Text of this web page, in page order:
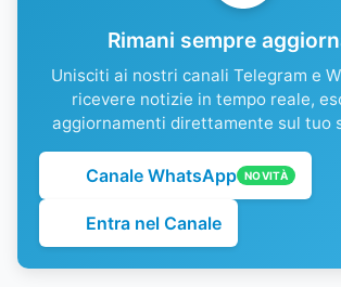
Rimani sempre
Unisciti ai nostri canali Telegram e
ricevere notizie in tempo reale,
aggiornamenti direttamente sul tuo
Canale WhatsApp NOVITÀ
Entra nel Canale